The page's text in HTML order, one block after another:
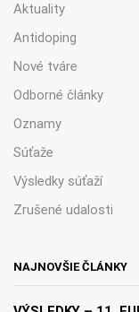
Aktuality
Antidoping
Nové tváre
Odborné články
Oznamy
Súťaže
Výsledky súťaží
Zrušené udalosti
NAJNOVŠIE ČLÁNKY